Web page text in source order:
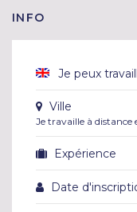
INFO
Je peux
Ville
Je travaille à distance
Expérience
Date